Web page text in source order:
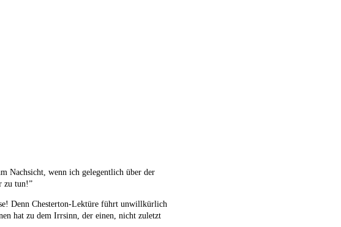
Nachsicht, wenn ich gelegentlich über der
zu tun!”
Denn Chesterton-Lektüre führt unwillkürlich
hat zu dem Irrsinn, der einen, nicht zuletzt